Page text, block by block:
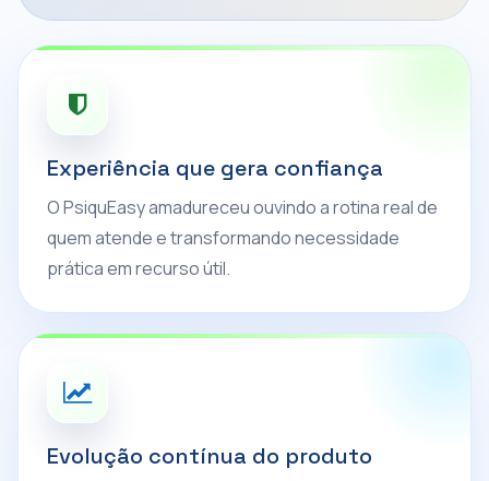
Experiência que gera confiança
O PsiquEasy amadureceu ouvindo a rotina real de
quem atende e transformando necessidade
prática em recurso útil.
Evolução contínua do produto